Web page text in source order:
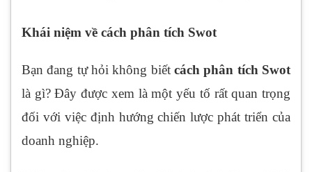
Khái niệm về cách phân tích Swot
Bạn đang tự hỏi không biết cách phân tích Swot
là gì? Đây được xem là một yếu tố rất quan trọng
đối với việc định hướng chiến lược phát triển của
doanh nghiệp.